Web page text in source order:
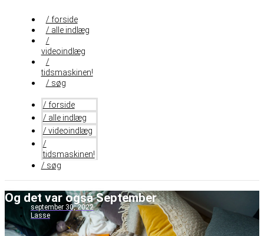
indhold
/ forside
/ alle indlæg
/
videoindlæg
/
tidsmaskinen!
/ søg
/ forside
/ alle indlæg
/ videoindlæg
/
tidsmaskinen!
/ søg
Og det var også September
september 30, 2022
Lasse